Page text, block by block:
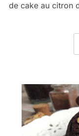
de cake au citron